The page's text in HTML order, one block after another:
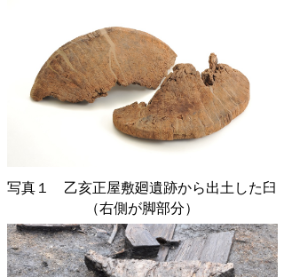
写真１ 乙亥正屋敷廻遺跡から出土した臼
（右側が脚部分）